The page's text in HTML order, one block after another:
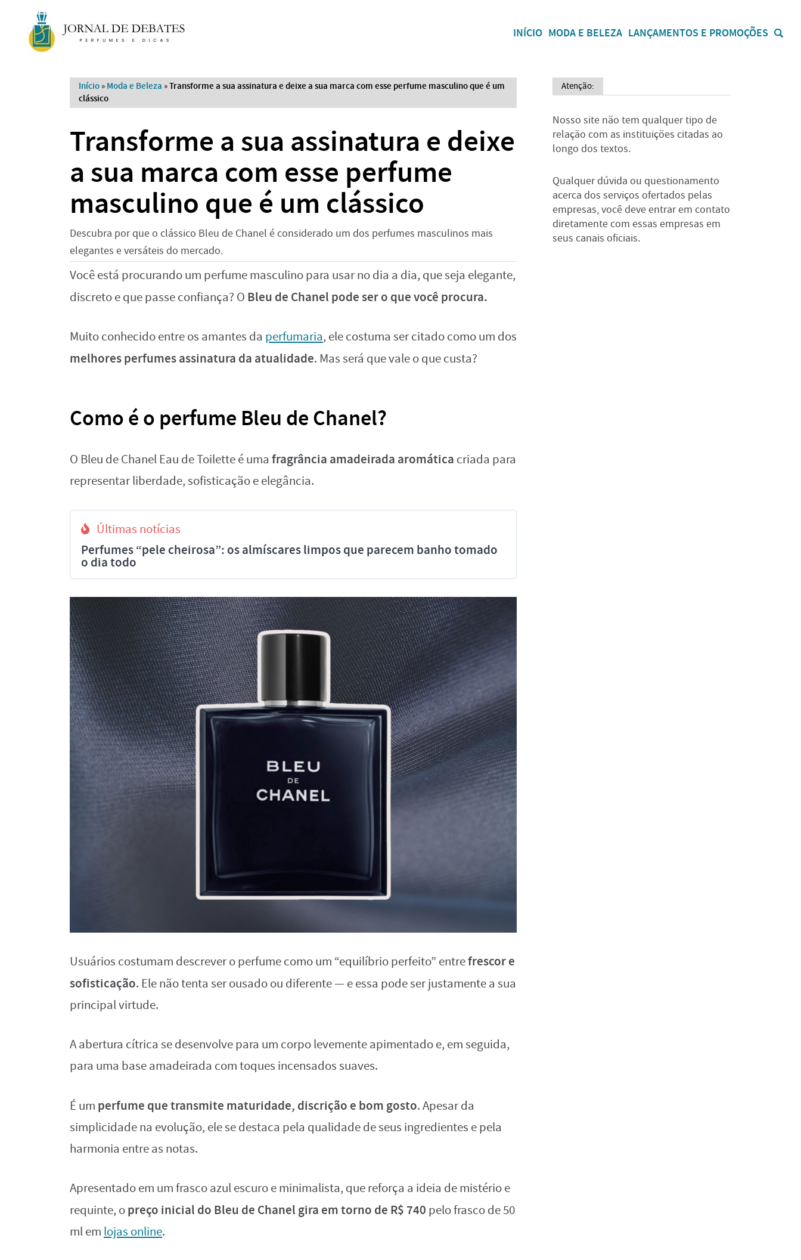
INÍCIO MODA E BELEZA LANÇAMENTOS E PROMOÇÕES
Início » Moda e Beleza »Transforme a sua assinatura e deixe a sua marca com esse perfume masculino que é um
clássico
Transforme a sua assinatura e deixe
a sua marca com esse perfume
masculino que é um clássico
Descubra por que o clássico Bleu de Chanel é considerado um dos perfumes masculinos mais
elegantes e versáteis do mercado.
Você está procurando um perfume masculino para usar no dia a dia, que seja elegante,
discreto e que passe confiança? O Bleu de Chanel pode ser o que você procura.
Muito conhecido entre os amantes da perfumaria, ele costuma ser citado como um dos
melhores perfumes assinatura da atualidade. Mas será que vale o que custa?
Como é o perfume Bleu de Chanel?
O Bleu de Chanel Eau de Toilette é uma fragrância amadeirada aromática criada para
representar liberdade, sofisticação e elegância.
Últimas notícias
Perfumes “pele cheirosa”: os almíscares limpos que parecem banho tomado
o dia todo
Usuários costumam descrever o perfume como um “equilíbrio perfeito” entrefrescor e
sofisticação. Ele não tenta ser ousado ou diferente — e essa pode ser justamente a sua
principal virtude.
A abertura cítrica se desenvolve para um corpo levemente apimentado e, em seguida,
para uma base amadeirada com toques incensados suaves.
É um perfume que transmite maturidade, discrição e bom gosto. Apesar da
simplicidade na evolução, ele se destaca pela qualidade de seus ingredientes e pela
harmonia entre as notas.
Apresentado em um frasco azul escuro e minimalista, que reforça a ideia de mistério e
requinte, opreço inicial do Bleu de Chanel gira em torno de R$ 740 pelo frasco de 50
ml em lojas online.
Atenção:
Nosso site não tem qualquer tipo de
relação com as instituições citadas ao
longo dos textos.
Qualquer dúvida ou questionamento
acerca dos serviços ofertados pelas
empresas, você deve entrar em contato
diretamente com essas empresas em
seus canais oficiais.